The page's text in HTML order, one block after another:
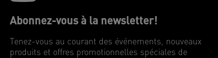
Abonnez-vous à la newsletter!
Tenez-vous au courant des événements, nouveaux
produits et offres promotionnelles spéciales de